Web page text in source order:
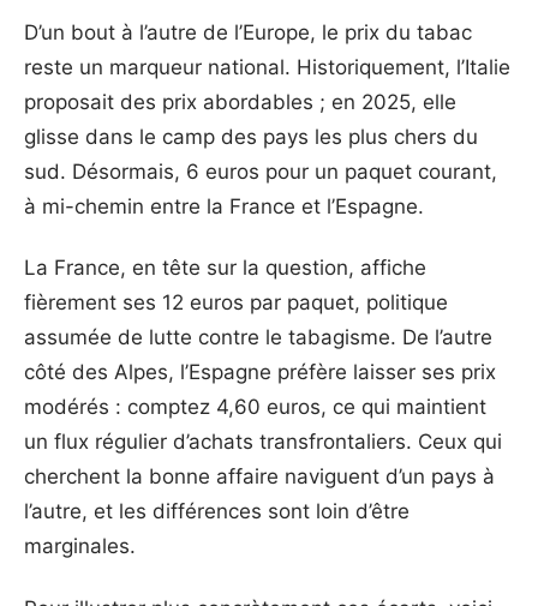
D’un bout à l’autre de l’Europe, le prix du tabac
reste un marqueur national. Historiquement, l’Italie
proposait des prix abordables ; en 2025, elle
glisse dans le camp des pays les plus chers du
sud. Désormais, 6 euros pour un paquet courant,
à mi-chemin entre la France et l’Espagne.
La France, en tête sur la question, affiche
fièrement ses 12 euros par paquet, politique
assumée de lutte contre le tabagisme. De l’autre
côté des Alpes, l’Espagne préfère laisser ses prix
modérés : comptez 4,60 euros, ce qui maintient
un flux régulier d’achats transfrontaliers. Ceux qui
cherchent la bonne affaire naviguent d’un pays à
l’autre, et les différences sont loin d’être
marginales.